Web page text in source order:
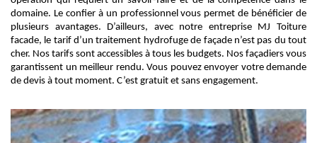
domaine. Le confier à un professionnel vous permet de bénéficier de
plusieurs avantages. D’ailleurs, avec notre entreprise MJ Toiture
facade, le tarif d’un traitement hydrofuge de façade n’est pas du tout
cher. Nos tarifs sont accessibles à tous les budgets. Nos façadiers vous
garantissent un meilleur rendu. Vous pouvez envoyer votre demande
de devis à tout moment. C’est gratuit et sans engagement.